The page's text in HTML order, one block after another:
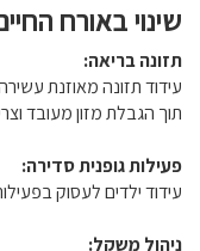
שינוי באורח
תזונה בריאה:
עידוד תזונה מאוזנת
תוך הגבלת מזון מעובד
פעילות גופנית סדירה:
עידוד ילדים לעסוק בפעילות
ניהול משקל: